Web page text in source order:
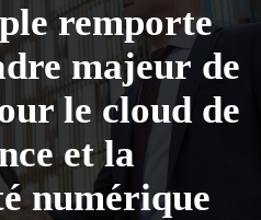
remporte
majeur de
le cloud de
et la
numérique